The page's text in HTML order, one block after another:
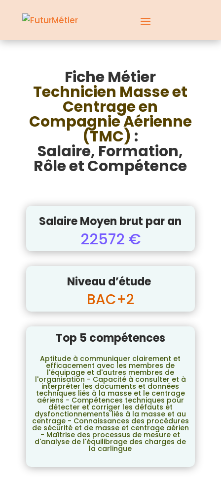
Fiche Métier
Technicien Masse et
Centrage en
Compagnie Aérienne
(TMC) :
Salaire, Formation,
Rôle et Compétence
Salaire Moyen brut par an
22572 €
Niveau d’étude
BAC+2
Top 5 compétences
Aptitude à communiquer clairement et
efficacement avec les membres de
l'équipage et d'autres membres de
l'organisation - Capacité à consulter et à
interpréter les documents et données
techniques liés à la masse et le centrage
aériens - Compétences techniques pour
détecter et corriger les défauts et
dysfonctionnements liés à la masse et au
centrage - Connaissances des procédures
de sécurité et de masse et centrage aérien
- Maîtrise des processus de mesure et
d'analyse de l'équilibrage des charges de
la carlingue